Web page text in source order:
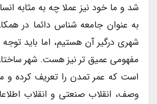
شد و ما خود نیز عملا چه به مثابه
به عنوان جامعه شناس دائما در
شهری درگیر آن هستیم، اما باید
مفهومی عمیق تر نیز هست. شهر
است که عمر تمدن را تعریف کرده و
وصف، انقلاب صنعتی و انقلاب